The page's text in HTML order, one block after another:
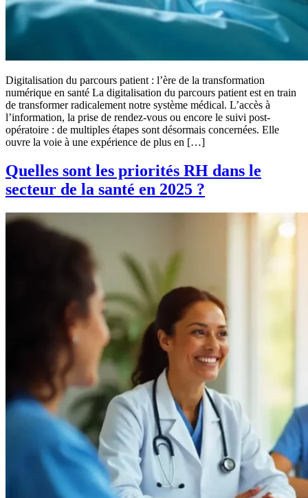
Digitalisation du parcours patient : l’ère de la transformation
numérique en santé La digitalisation du parcours patient est en train
de transformer radicalement notre système médical. L’accès à
l’information, la prise de rendez-vous ou encore le suivi post-
opératoire : de multiples étapes sont désormais concernées. Elle
ouvre la voie à une expérience de plus en […]
Quelles sont les priorités RH dans le
secteur de la santé en 2025 ?